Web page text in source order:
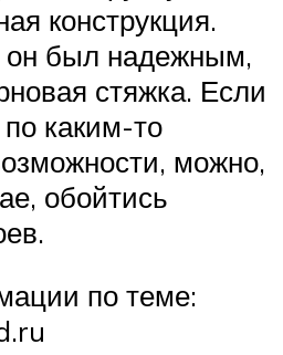
конструкция.
он был надежным,
стяжка. Если
каким-то
можно,
обойтись
по теме: